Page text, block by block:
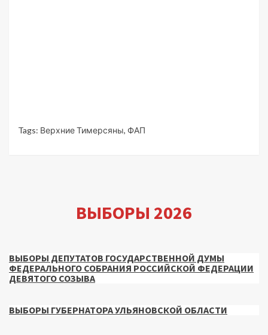
Tags: Верхние Тимерсяны, ФАП
ВЫБОРЫ 2026
ВЫБОРЫ ДЕПУТАТОВ ГОСУДАРСТВЕННОЙ ДУМЫ
ФЕДЕРАЛЬНОГО СОБРАНИЯ РОССИЙСКОЙ ФЕДЕРАЦИИ
ДЕВЯТОГО СОЗЫВА
ВЫБОРЫ ГУБЕРНАТОРА УЛЬЯНОВСКОЙ ОБЛАСТИ